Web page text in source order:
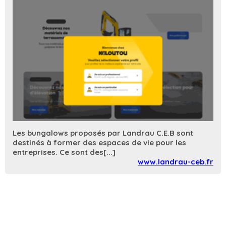
Les bungalows proposés par Landrau C.E.B sont
destinés à former des espaces de vie pour les
entreprises. Ce sont des[...]
www.landrau-ceb.fr